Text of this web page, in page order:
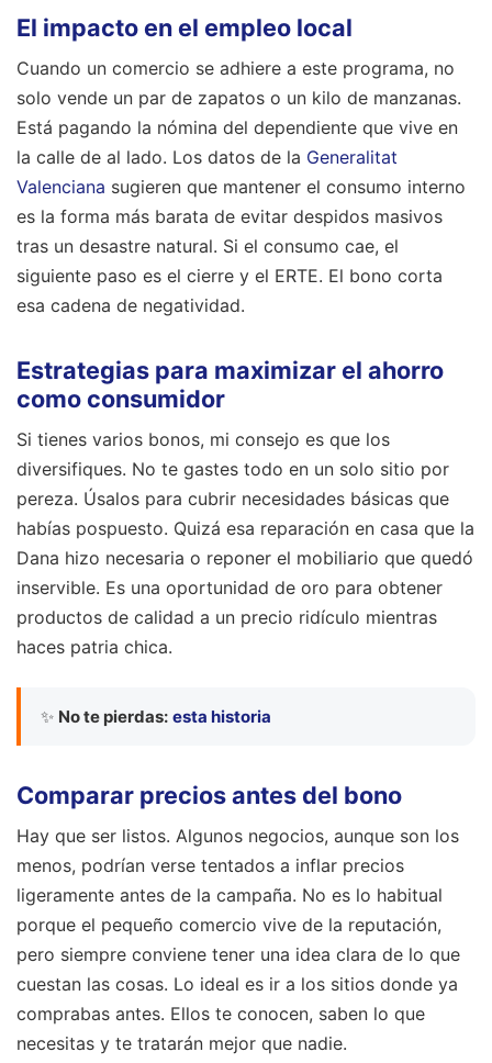
El impacto en el empleo local
Cuando un comercio se adhiere a este programa, no
solo vende un par de zapatos o un kilo de manzanas.
Está pagando la nómina del dependiente que vive en
la calle de al lado. Los datos de la Generalitat
Valenciana sugieren que mantener el consumo interno
es la forma más barata de evitar despidos masivos
tras un desastre natural. Si el consumo cae, el
siguiente paso es el cierre y el ERTE. El bono corta
esa cadena de negatividad.
Estrategias para maximizar el ahorro
como consumidor
Si tienes varios bonos, mi consejo es que los
diversifiques. No te gastes todo en un solo sitio por
pereza. Úsalos para cubrir necesidades básicas que
habías pospuesto. Quizá esa reparación en casa que la
Dana hizo necesaria o reponer el mobiliario que quedó
inservible. Es una oportunidad de oro para obtener
productos de calidad a un precio ridículo mientras
haces patria chica.
✨ No te pierdas: esta historia
Comparar precios antes del bono
Hay que ser listos. Algunos negocios, aunque son los
menos, podrían verse tentados a inflar precios
ligeramente antes de la campaña. No es lo habitual
porque el pequeño comercio vive de la reputación,
pero siempre conviene tener una idea clara de lo que
cuestan las cosas. Lo ideal es ir a los sitios donde ya
comprabas antes. Ellos te conocen, saben lo que
necesitas y te tratarán mejor que nadie.